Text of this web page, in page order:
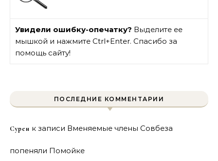
Увидели ошибку-опечатку? Выделите ее
мышкой и нажмите Ctrl+Enter. Спасибо за
помощь сайту!
ПОСЛЕДНИЕ КОММЕНТАРИИ
Сурен к записи Вменяемые члены Совбеза
попеняли Помойке